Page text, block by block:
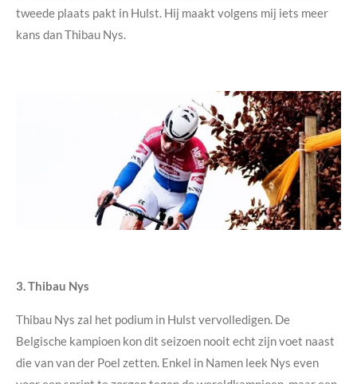
tweede plaats pakt in Hulst. Hij maakt volgens mij iets meer
kans dan Thibau Nys.
3. Thibau Nys
Thibau Nys zal het podium in Hulst vervolledigen. De
Belgische kampioen kon dit seizoen nooit echt zijn voet naast
die van van der Poel zetten. Enkel in Namen leek Nys even